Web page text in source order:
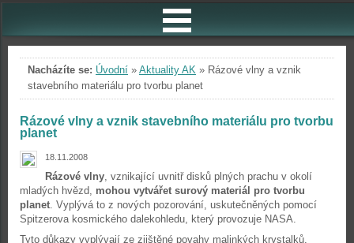
Nacházíte se: Úvodní » Aktuality AK » Rázové vlny a vznik
stavebního materiálu pro tvorbu planet
Rázové vlny a vznik stavebního materiálu pro tvorbu
planet
18.11.2008
Rázové vlny, vznikající uvnitř disků plných prachu v okolí
mladých hvězd, mohou vytvářet surový materiál pro tvorbu
planet. Vyplývá to z nových pozorování, uskutečněných pomocí
Spitzerova kosmického dalekohledu, který provozuje NASA.
Tyto důkazy vyplývají ze zjištěné povahy malinkých krystalků.